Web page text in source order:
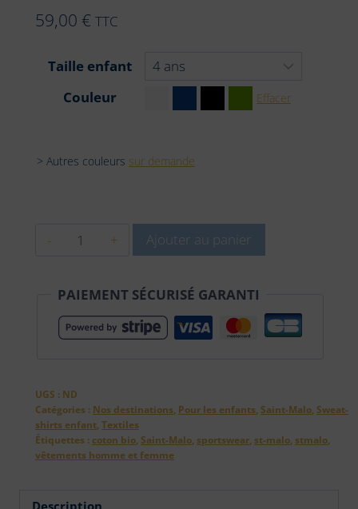
59,00 € TTC
Taille enfant
Couleur
Effacer
> Autres couleurs sur demande
quantité
SHIRT
À
CAPUCHE
SAINT-
MALO
et
Ajouter au panier
PAIEMENT SÉCURISÉ GARANTI
UGS : ND
Catégories : Nos destinations Pour les enfants Saint-Malo Sweat-
shirts enfant Textiles
Étiquettes : coton bio Saint-Malo sportswear st-malo stmalo
vêtements homme et femme